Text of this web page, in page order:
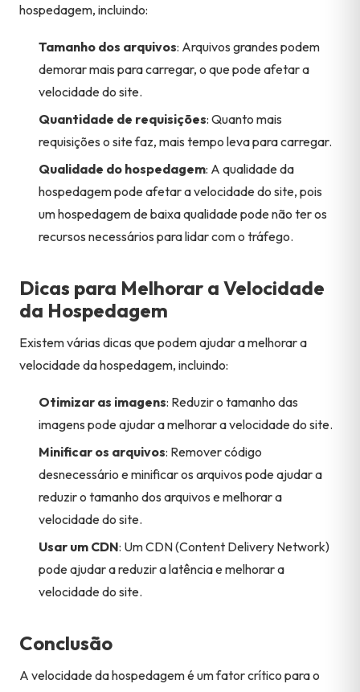
hospedagem, incluindo:
Tamanho dos arquivos: Arquivos grandes podem
demorar mais para carregar, o que pode afetar a
velocidade do site.
Quantidade de requisições: Quanto mais
requisições o site faz, mais tempo leva para carregar.
Qualidade do hospedagem: A qualidade da
hospedagem pode afetar a velocidade do site, pois
um hospedagem de baixa qualidade pode não ter os
recursos necessários para lidar com o tráfego.
Dicas para Melhorar a Velocidade
da Hospedagem
Existem várias dicas que podem ajudar a melhorar a
velocidade da hospedagem, incluindo:
Otimizar as imagens: Reduzir o tamanho das
imagens pode ajudar a melhorar a velocidade do site.
Minificar os arquivos: Remover código
desnecessário e minificar os arquivos pode ajudar a
reduzir o tamanho dos arquivos e melhorar a
velocidade do site.
Usar um CDN: Um CDN (Content Delivery Network)
pode ajudar a reduzir a latência e melhorar a
velocidade do site.
Conclusão
A velocidade da hospedagem é um fator crítico para o